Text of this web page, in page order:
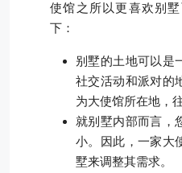
使馆之所以更喜欢别
下：
别墅的土地可以是
社交活动和派对的
为大使馆所在地，
就别墅内部而言，
小。因此，一家大
墅来调整其需求。